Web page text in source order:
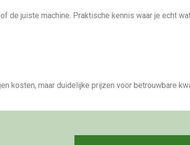
de juiste machine. Praktische kennis waar je echt
kosten, maar duidelijke prijzen voor betrouwbare